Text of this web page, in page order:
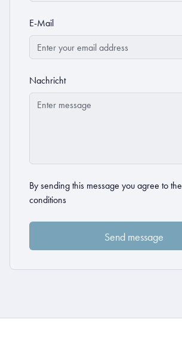
E-Mail
Nachricht
By sending this message you agree to the
conditions